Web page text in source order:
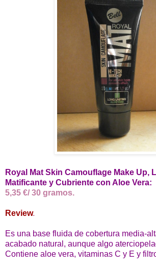
Royal Mat Skin Camouflage Make Up,
Matificante y Cubriente con Aloe Vera:
5,35 €/ 30 gramos.
Review.
Es una base fluida de cobertura media-
acabado natural, aunque algo
Contiene aloe vera, vitaminas C y E y